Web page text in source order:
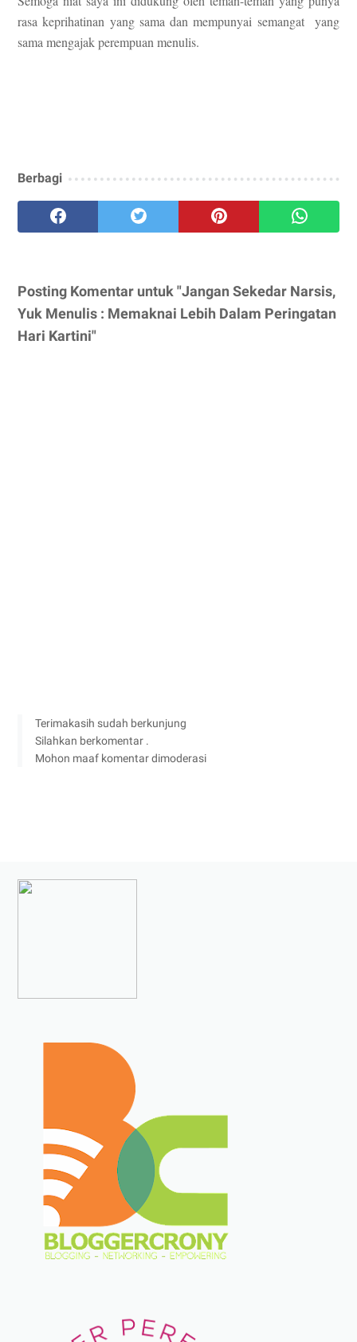
rasa keprihatinan yang sama dan mempunyai semangat yang
sama mengajak perempuan menulis.
Berbagi
Posting Komentar untuk "Jangan Sekedar Narsis,
Yuk Menulis : Memaknai Lebih Dalam Peringatan
Hari Kartini"
Terimakasih sudah berkunjung
Silahkan berkomentar .
Mohon maaf komentar dimoderasi